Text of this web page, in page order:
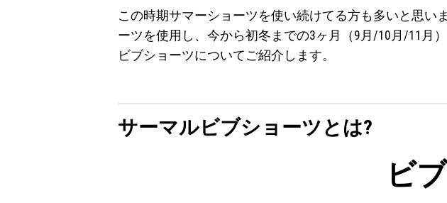
この時期サマーショーツを使い続けてる方も多いと思い
ーツを使用し、今から初冬までの3ヶ月（9月/10月/11月
ビブショーツについてご紹介します。
サーマルビブショーツとは?
ビ